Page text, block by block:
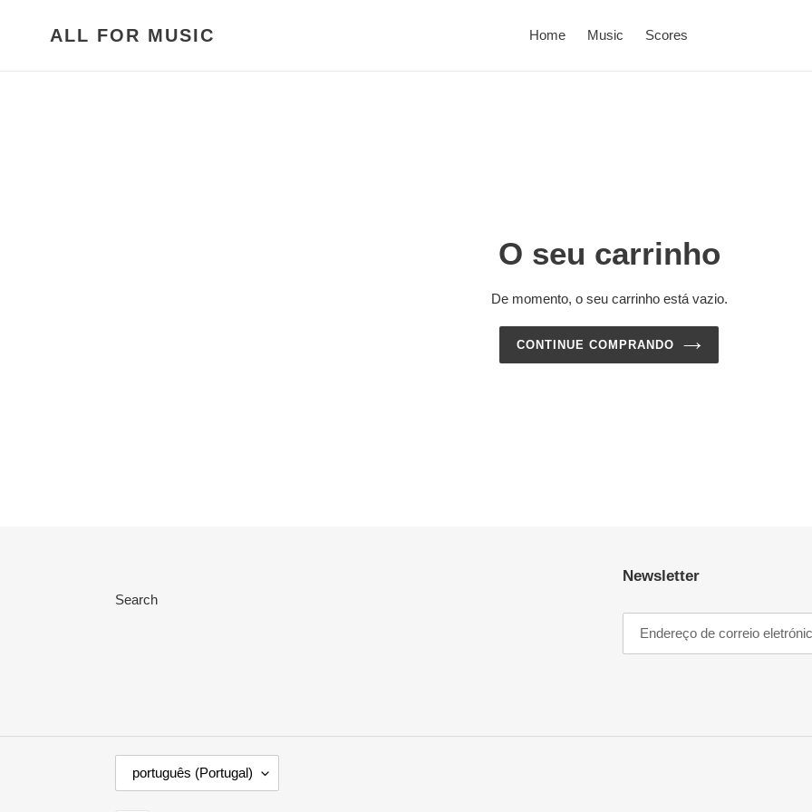
ALL FOR MUSIC Home Music Scores
O seu carrinho
De momento, o seu carrinho está vazio.
CONTINUE COMPRANDO
Search
Newsletter
D
português (Portugal)